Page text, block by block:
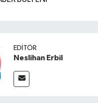
EDITÖR
Neslihan Erbil